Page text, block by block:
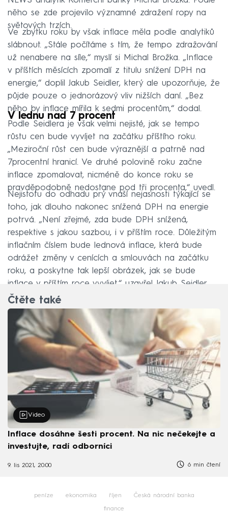
něho se zde projevilo významné zdražení ropy na
světových trzích.
Ve zbytku roku by však inflace měla podle analytiků
slábnout. „Stále počítáme s tím, že tempo zdražování
už nenabere na síle,“ myslí si Michal Brožka. „Inflace
v příštích měsících zpomalí z titulu snížení DPH na
energie,“ doplil Jakub Seidler, který ale upozorňuje, že
půjde pouze o jednorázový vliv nižších daní. „Bez
něho by inflace mířila k sedmi procentům,“ dodal.
V lednu nad 7 procent
Podle Seidlera je však velmi nejisté, jak se tempo
růstu cen bude vyvíjet na začátku příštího roku.
„Meziroční růst cen bude výraznější a patrně nad
7procentní hranicí. Ve druhé polovině roku začne
inflace zpomalovat, nicméně do konce roku se
pravděpodobně nedostane pod tři procenta,“ uvedl.
Nejistotu do odhadu prý vnáší nejasnosti týkající se
toho, jak dlouho nakonec snížená DPH na energie
potrvá. „Není zřejmé, zda bude DPH snížená,
respektive s jakou sazbou, i v příštím roce. Důležitým
inflačním číslem bude lednová inflace, která bude
odrážet změny v cenících a smlouvách na začátku
roku, a poskytne tak lepší obrázek, jak se bude
inflace v příštím roce vyvíjet,“ uzavřel Jakub Seidler.
Čtěte také
Video
Inflace dosáhne šesti procent. Na nic nečekejte a
investujte, radí odborníci
9. lis 2021, 20:00 6 min čtení
peníze ekonomika říjen Česká národní banka
finance